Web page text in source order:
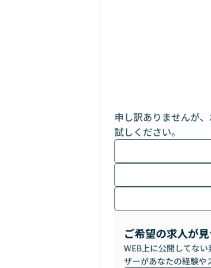
申し訳ありませんが
試しください。
ご希望の求人が
WEB上に公開してな
ザーがあなたの経験や